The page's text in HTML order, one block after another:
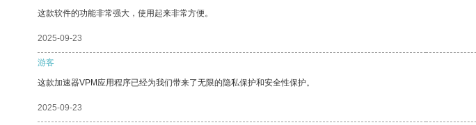
这款软件的功能非常强大，使用起来非常方便。
2025-09-23
游客
这款加速器VPM应用程序已经为我们带来了无限的隐私保护和安全性保护。
2025-09-23